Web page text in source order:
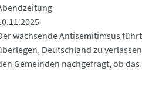
wachsende Antisemitimsus
Deutschland zu
Gemeinden nachgefragt, ob